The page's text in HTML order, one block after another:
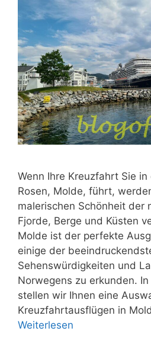
Wenn Ihre Kreuzfahrt Sie
Rosen, Molde, führt,
malerischen Schönheit der
Fjorde, Berge und Küsten
Molde ist der perfekte
einige der
Sehenswürdigkeiten und
Norwegens zu erkunden.
stellen wir Ihnen eine
Kreuzfahrtausflügen in
Weiterlesen